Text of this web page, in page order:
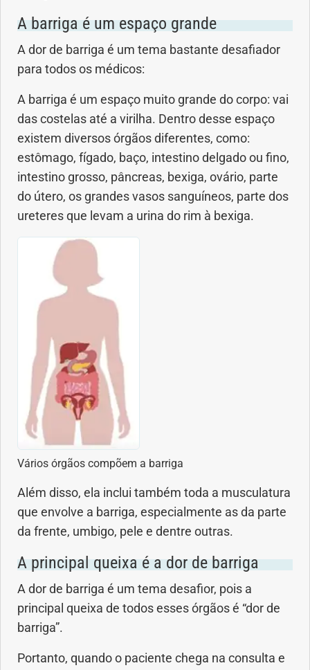
Beleza e Cosmética
Cirurgia Plástica
Coronavírus
Dermatologia
Diabetes
Dieta e nutrição
Doença autoimune
Doenças infecciosas
Doenças Respiratórias
Drogas
Emagrecimento
Geral
Gravidez
Imunidade
Medicia Alternativa
A barriga é um espaço grande
A dor de barriga é um tema bastante desafiador
para todos os médicos:
A barriga é um espaço muito grande do corpo: vai
das costelas até a virilha. Dentro desse espaço
existem diversos órgãos diferentes, como:
estômago, fígado, baço, intestino delgado ou fino,
intestino grosso, pâncreas, bexiga, ovário, parte
do útero, os grandes vasos sanguíneos, parte dos
ureteres que levam a urina do rim à bexiga.
Vários órgãos compõem a barriga
Além disso, ela inclui também toda a musculatura
que envolve a barriga, especialmente as da parte
da frente, umbigo, pele e dentre outras.
A principal queixa é a dor de barriga
A dor de barriga é um tema desafior, pois a
principal queixa de todos esses órgãos é “dor de
barriga”.
Portanto, quando o paciente chega na consulta e